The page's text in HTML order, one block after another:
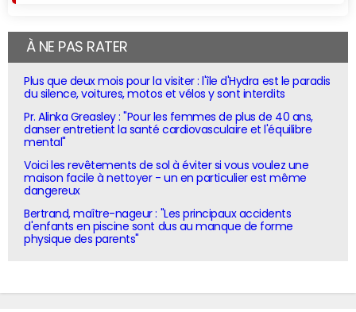
À NE PAS RATER
Plus que deux mois pour la visiter : l'île d'Hydra est le paradis
du silence, voitures, motos et vélos y sont interdits
Pr. Alinka Greasley : "Pour les femmes de plus de 40 ans,
danser entretient la santé cardiovasculaire et l'équilibre
mental"
Voici les revêtements de sol à éviter si vous voulez une
maison facile à nettoyer - un en particulier est même
dangereux
Bertrand, maître-nageur : "Les principaux accidents
d'enfants en piscine sont dus au manque de forme
physique des parents"